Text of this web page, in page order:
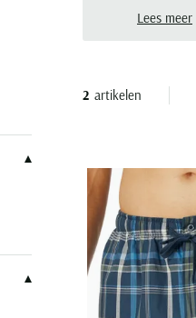
Lees meer
2 artikelen